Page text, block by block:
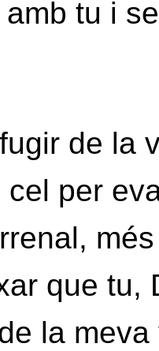
tu i
de la
cel per
que tu,
la meva